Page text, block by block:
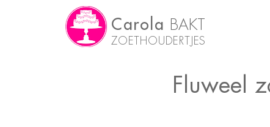
Carola BAKT
ZOETHOUDERTJES
Fluweel